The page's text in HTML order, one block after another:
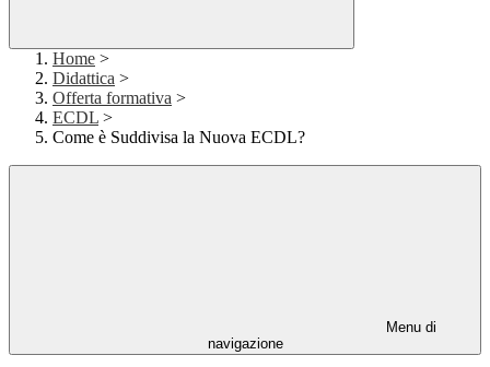
Home >
Didattica >
Offerta formativa >
ECDL >
Come è Suddivisa la Nuova ECDL?
Menu di
navigazione